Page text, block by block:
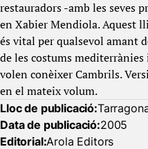
restauradors -amb les seves
en Xabier Mendiola. Aquest
és vital per qualsevol amant
de les costums
volen conèixer Cambrils.
en el mateix volum.
Lloc de publicació:
Data de publicació:2005
Editorial:Arola Editors